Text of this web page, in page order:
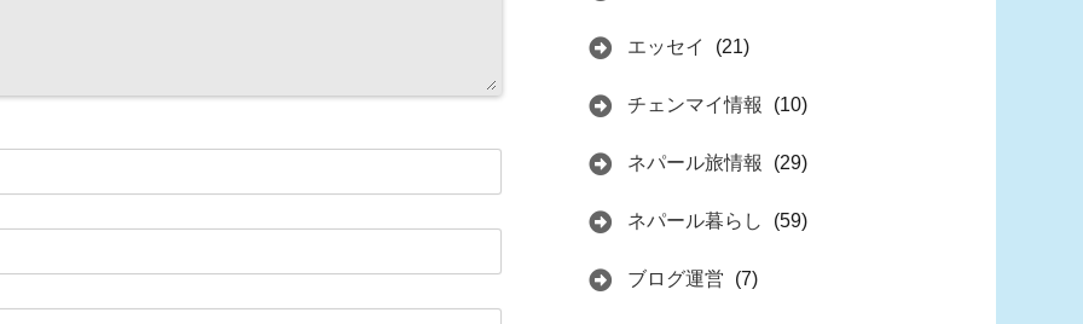
エッセイ (21)
チェンマイ情報 (10)
ネパール旅情報 (29)
ネパール暮らし (59)
ブログ運営 (7)